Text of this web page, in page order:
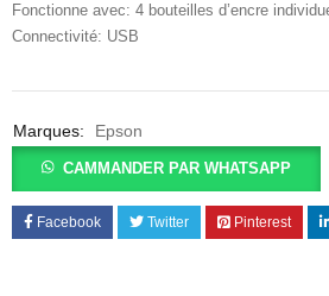
Fonctionne avec: 4 bouteilles d’encre
Connectivité: USB
Marques: Epson
CAMMANDER PAR WHATSAPP
Facebook Twitter Pinterest